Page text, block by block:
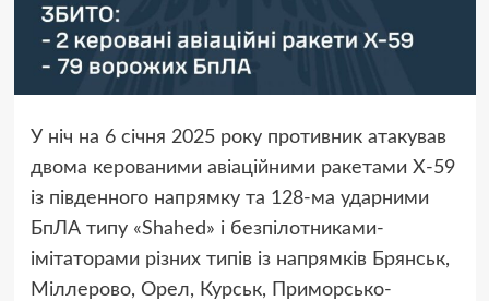
У ніч на 6 січня 2025 року противник атакував
двома керованими авіаційними ракетами Х-59
із південного напрямку та 128-ма ударними
БпЛА типу «Shahed» і безпілотниками-
імітаторами різних типів із напрямків Брянськ,
Міллерово, Орел, Курськ, Приморсько-